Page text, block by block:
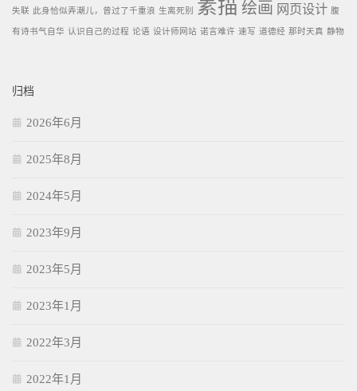
失联 此身恰似弄潮儿，曾过了千重浪 生离死别 素描 绘画 网页设计 腹
有诗书气自华 认识自己的过程 论语 设计师网站 诺言难许 速写 道德经 那时天真 静物
归档
2026年6月
2025年8月
2024年5月
2023年9月
2023年5月
2023年1月
2022年3月
2022年1月